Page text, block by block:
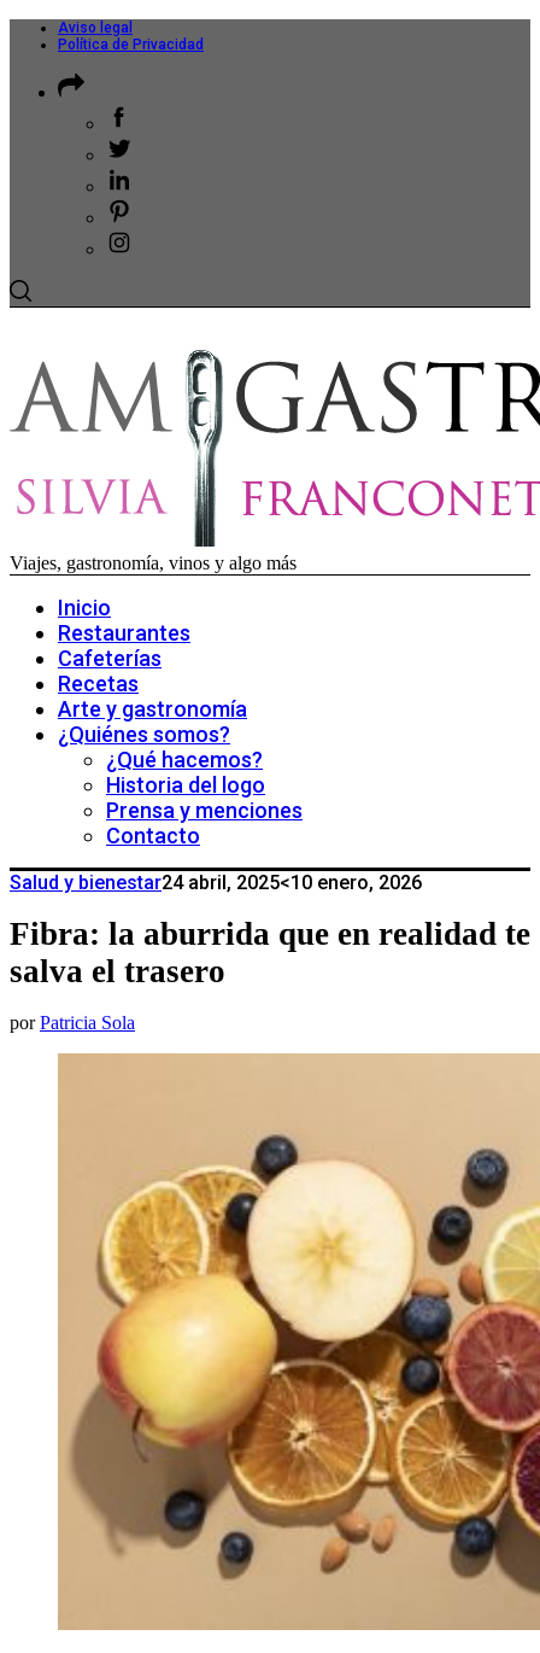
Aviso legal
Política de Privacidad
Viajes, gastronomía, vinos y algo más
Inicio
Restaurantes
Cafeterías
Recetas
Arte y gastronomía
¿Quiénes somos?
¿Qué hacemos?
Historia del logo
Prensa y menciones
Contacto
Salud y bienestar24 abril, 2025<10 enero, 2026
Fibra: la aburrida que en realidad te
salva el trasero
por Patricia Sola